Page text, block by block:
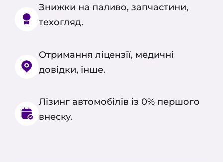
Знижки на паливо, запчастини,
техогляд.
Отримання ліцензії, медичні
довідки, інше.
Лізинг автомобілів із 0% першого
внеску.